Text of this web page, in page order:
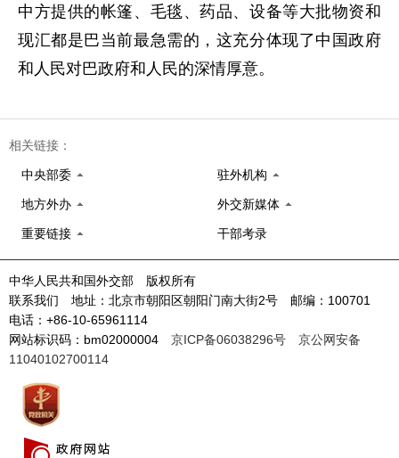
中方提供的帐篷、毛毯、药品、设备等大批物资和
现汇都是巴当前最急需的，这充分体现了中国政府
和人民对巴政府和人民的深情厚意。
相关链接：
中央部委 驻外机构
地方外办 外交新媒体
重要链接 干部考录
中华人民共和国外交部 版权所有
联系我们 地址：北京市朝阳区朝阳门南大街2号 邮编：100701
电话：+86-10-65961114
网站标识码：bm02000004 京ICP备06038296号
京公网安备
11040102700114